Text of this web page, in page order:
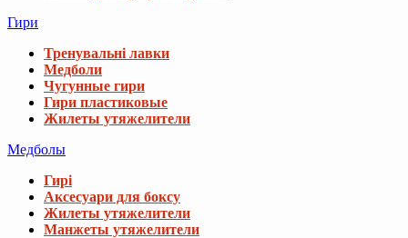
Гири
Тренувальні лавки
Медболи
Чугунные гири
Гири пластиковые
Жилеты утяжелители
Медболы
Гирі
Аксесуари для боксу
Жилеты утяжелители
Манжеты утяжелители